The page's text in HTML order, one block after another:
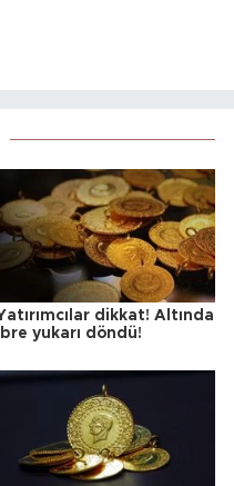
dikkat! Altında
yukarı döndü!